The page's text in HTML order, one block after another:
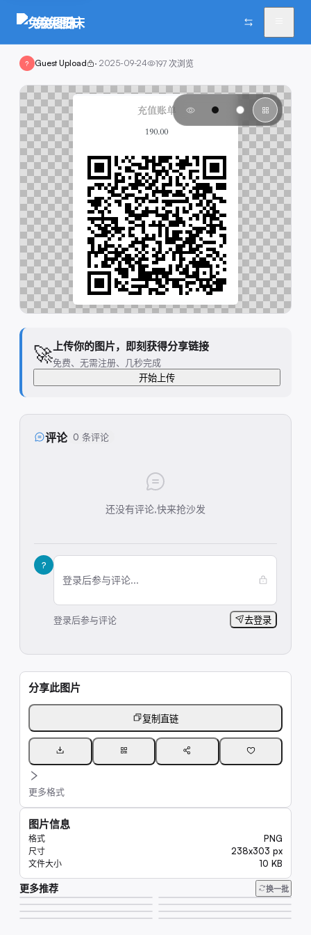
兔兔图床
? Guest Upload · 2025-09-24 197 次浏览
🚀上传你的图片，即刻获得分享链接
免费、无需注册、几秒完成
开始上传
评论 0 条评论
还没有评论,快来抢沙发
?
登录后参与评论...
登录后参与评论 去登录
分享此图片
复制直链
更多格式
图片信息
格式 PNG
尺寸 238x303 px
文件大小 10 KB
更多推荐 换一批
289K
15K
33K
20K
14K
8.0K
6.6K